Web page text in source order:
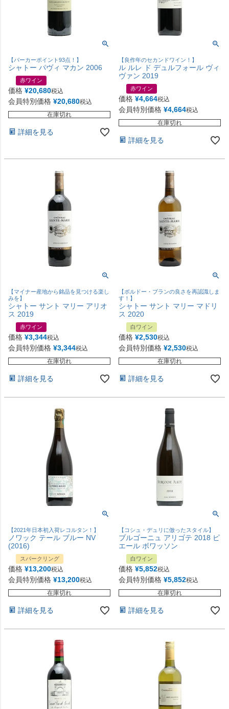
【パーカーポイント93点！】
シャトー パヴィ マカン 2006
赤ワイン
価格 ¥20,680税込
会員特別価格 ¥20,680税込
在庫切れ
詳細を見る
【良作年のセカンドワイン！】
ル ルレ ド デュルフォール ヴィ
ヴァン 2019
赤ワイン
価格 ¥4,664税込
会員特別価格 ¥4,664税込
在庫切れ
詳細を見る
【マイナー産地から銘品を見つける楽し
みを】
シャトー サント マリー アリオ
ス 2019
赤ワイン
価格 ¥3,344税込
会員特別価格 ¥3,344税込
在庫切れ
詳細を見る
【ボルドー・ブランの良さを再認識しま
す！】
シャトー サント マリー マドリ
ス 2020
白ワイン
価格 ¥2,530税込
会員特別価格 ¥2,530税込
在庫切れ
詳細を見る
【2021年日本初入荷レコルタン！】
ノワック テール ブルー NV
(2016)
スパークリング
価格 ¥13,200税込
会員特別価格 ¥13,200税込
在庫切れ
詳細を見る
【コシュ・デュリに倣ったスタイル】
ブルゴーニュ アリゴテ 2018 ピ
エール ボワッソン
白ワイン
価格 ¥5,852税込
会員特別価格 ¥5,852税込
在庫切れ
詳細を見る